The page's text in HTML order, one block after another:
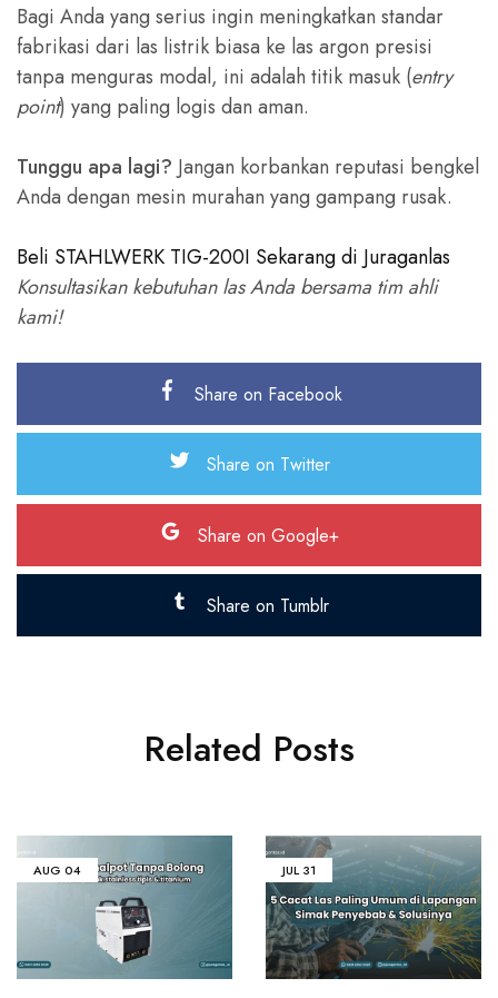
Bagi Anda yang serius ingin meningkatkan standar
fabrikasi dari las listrik biasa ke las argon presisi
tanpa menguras modal, ini adalah titik masuk (entry
point) yang paling logis dan aman.
Tunggu apa lagi? Jangan korbankan reputasi bengkel
Anda dengan mesin murahan yang gampang rusak.
Beli STAHLWERK TIG-200I Sekarang di Juraganlas
Konsultasikan kebutuhan las Anda bersama tim ahli
kami!
Share on Facebook
Share on Twitter
Share on Google+
Share on Tumblr
Related Posts
AUG 04 JUL 31